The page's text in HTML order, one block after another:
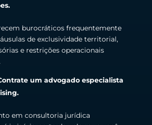
burocráticos frequentemente
de exclusividade territorial,
e restrições operacionais
um advogado especialista
em consultoria jurídica